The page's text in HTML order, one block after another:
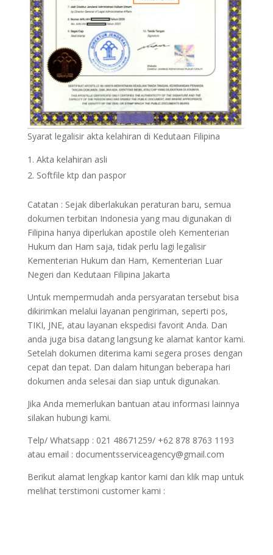
Syarat legalisir akta kelahiran di Kedutaan Filipina
Akta kelahiran asli
Softfile ktp dan paspor
Catatan : Sejak diberlakukan peraturan baru, semua
dokumen terbitan Indonesia yang mau digunakan di
Filipina hanya diperlukan apostile oleh Kementerian
Hukum dan Ham saja, tidak perlu lagi legalisir
Kementerian Hukum dan Ham, Kementerian Luar
Negeri dan Kedutaan Filipina Jakarta
Untuk mempermudah anda persyaratan tersebut bisa
dikirimkan melalui layanan pengiriman, seperti pos,
TIKI, JNE, atau layanan ekspedisi favorit Anda. Dan
anda juga bisa datang langsung ke alamat kantor kami.
Setelah dokumen diterima kami segera proses dengan
cepat dan tepat. Dan dalam hitungan beberapa hari
dokumen anda selesai dan siap untuk digunakan.
Jika Anda memerlukan bantuan atau informasi lainnya
silakan hubungi kami.
Telp/ Whatsapp : 021 48671259/ +62 878 8763 1193
atau email : documentsserviceagency@gmail.com
Berikut alamat lengkap kantor kami dan klik map untuk
melihat terstimoni customer kami :